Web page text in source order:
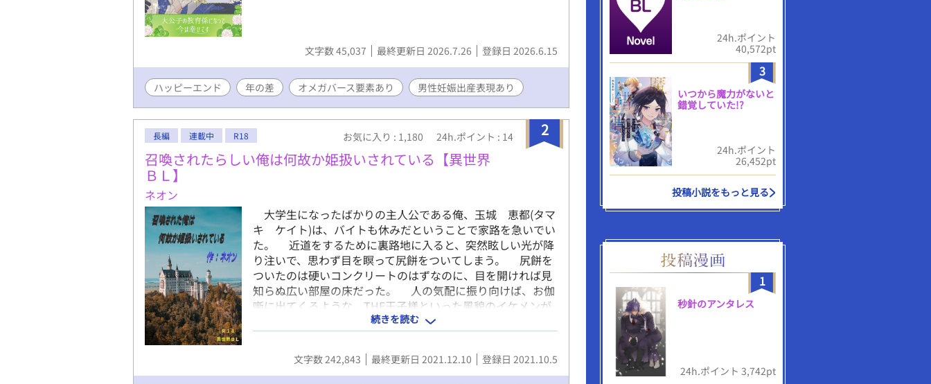
文字数 45,037 最終更新日 2026.7.26 登録日 2026.6.15
ハッピーエンド 年の差 オメガバース要素あり 男性妊娠出産表現あり
2
長編 連載中 R18 お気に入り : 1,180 24h.ポイント : 14
召喚されたらしい俺は何故か姫扱いされている【異世界
ＢＬ】
ネオン
大学生になったばかりの主人公である俺、玉城 恵都(タマ
キ ケイト)は、バイトも休みだということで家路を急いでい
た。 近道をするために裏路地に入ると、突然眩しい光が降
り注いで、思わず目を瞑って尻餅をついてしまう。 尻餅を
ついたのは硬いコンクリートのはずなのに、目を開ければ見
知らぬ広い部屋の床だった。 人の気配に振り向けば、お伽
噺に出てくるような、THE王子様といった風貌のイケメンが
いた。 何か話し掛けられるけれど、言葉が分からない。
イケメンによって言葉が分かる魔法を施してもらい話を聞い
たところ、どうやら俺は剣と魔法のある異世界に召喚された
らしかった。 それも目の前にいる無駄にキラキラした王子
続きを読む
文字数 242,843 最終更新日 2021.12.10 登録日 2021.10.5
24h.ポイント
40,572pt
3
いつから魔力がないと
錯覚していた!?
24h.ポイント
26,452pt
投稿小説をもっと見る
1
秒針のアンタレス
24h.ポイント 3,742pt